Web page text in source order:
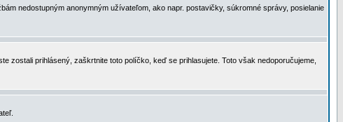
nedostupným anonymným užívateľom, ako napr. postavičky, súkromné správy, posielanie
zostali prihlásený, zaškrtnite toto políčko, keď se prihlasujete. Toto však nedoporučujeme,